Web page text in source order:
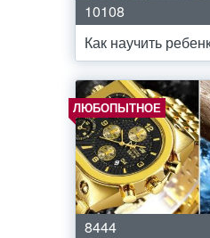
10108
Как научить
ЛЮБОПЫТНОЕ
8444